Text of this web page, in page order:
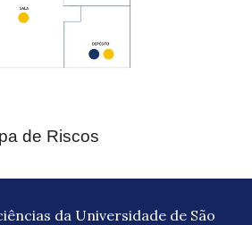
de Riscos
da Universidade de São